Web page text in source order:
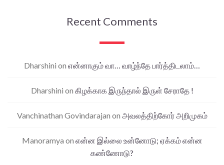
Recent Comments
Dharshini on என்னாகும் வா… வாழ்ந்தே பார்த்திடலாம்…
Dharshini on கிழக்காக இருந்தால் இருள் சேராதே !
Vanchinathan Govindarajan on அவலத்திற்கோர் அறிமுகம்
Manoramya on என்ன இல்லை உன்னோடு; ஏக்கம் என்ன
கண்ணோடு?